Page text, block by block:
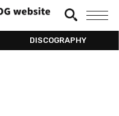
DISCOGRAPHY